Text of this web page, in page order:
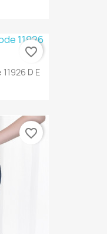
D E
favorite_border
favorite_border